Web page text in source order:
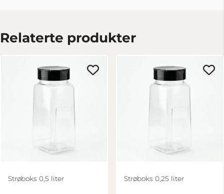
Relaterte produkter
Strøboks 0,5 liter Strøboks 0,25 liter